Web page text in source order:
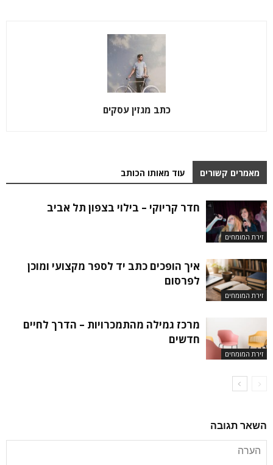
כתב מגזין עסקים
מאמרים קשורים עוד מאותו הכותב
זירת המומחים
חדר קריוקי – בילוי בצפון תל אביב
זירת המומחים
איך הופכים כתב יד לספר מקצועי ומוכן
לפרסום
זירת המומחים
מרכז גמילה מהתמכרויות – הדרך לחיים
חדשים
השאר תגובה